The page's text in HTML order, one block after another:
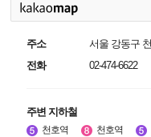
주소
서울 강동구
전화
02-474-6622
주변 지하철
천호역 천호역